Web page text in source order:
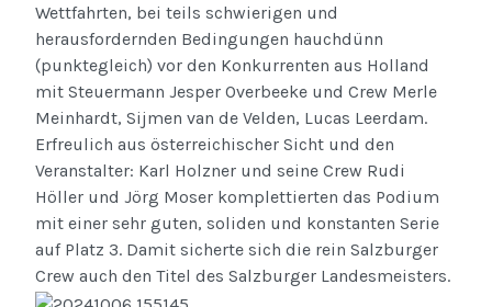
Wettfahrten, bei teils schwierigen und
herausfordernden Bedingungen hauchdünn
(punktegleich) vor den Konkurrenten aus Holland
mit Steuermann Jesper Overbeeke und Crew Merle
Meinhardt, Sijmen van de Velden, Lucas Leerdam.
Erfreulich aus österreichischer Sicht und den
Veranstalter: Karl Holzner und seine Crew Rudi
Höller und Jörg Moser komplettierten das Podium
mit einer sehr guten, soliden und konstanten Serie
auf Platz 3. Damit sicherte sich die rein Salzburger
Crew auch den Titel des Salzburger Landesmeisters.